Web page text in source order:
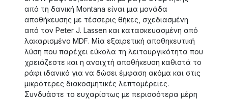
από τη δανική Montana είναι μια μονάδα
αποθήκευσης με τέσσερις θήκες, σχεδιασμένη
από τον Peter J. Lassen και κατασκευασμένη από
λακαρισμένο MDF. Μία εξαιρετική αποθηκευτική
λύση που παρέχει εύκολα τη λειτουργικότητα που
χρειάζεστε και η ανοιχτή αποθήκευση καθιστά το
ράφι ιδανικό για να δώσει έμφαση ακόμα και στις
μικρότερες διακοσμητικές λεπτομέρειες.
Συνδυάστε το ευχαρίστως με περισσότερα μέρη